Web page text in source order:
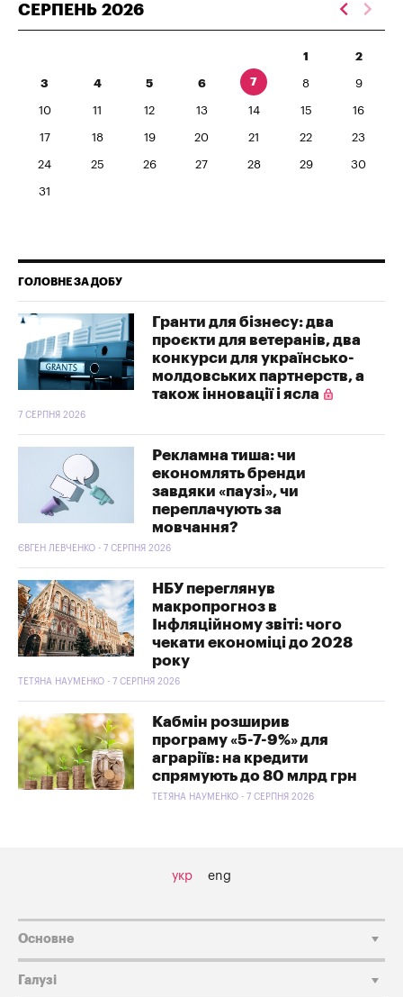
СЕРПЕНЬ 2026
1 2
3 4 5 6 7 8 9
10 11 12 13 14 15 16
17 18 19 20 21 22 23
24 25 26 27 28 29 30
31
ГОЛОВНЕ ЗА ДОБУ
Гранти для бізнесу: два
проєкти для ветеранів, два
конкурси для українсько-
молдовських партнерств, а
також інновації і ясла
7 СЕРПНЯ 2026
Рекламна тиша: чи
економлять бренди
завдяки «паузі», чи
переплачують за
мовчання?
ЄВГЕН ЛЕВЧЕНКО - 7 СЕРПНЯ 2026
НБУ переглянув
макропрогноз в
Інфляційному звіті: чого
чекати економіці до 2028
року
ТЕТЯНА НАУМЕНКО - 7 СЕРПНЯ 2026
Кабмін розширив
програму «5-7-9%» для
аграріїв: на кредити
спрямують до 80 млрд грн
ТЕТЯНА НАУМЕНКО - 7 СЕРПНЯ 2026
укр eng
Основне
Галузі